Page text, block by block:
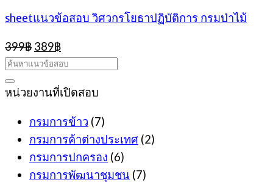
sheetแนวข้อสอบ วิศวกรโยธาปฏิบัติการ กรมป่าไม้
399฿ Original
price
was:
399฿.
389฿Current
price
is:
389฿.
หน่วยงานที่เปิดสอบ
กรมการข้าว (7)
กรมการค้าต่างประเทศ (2)
กรมการปกครอง (6)
กรมการพัฒนาชุมชน (7)